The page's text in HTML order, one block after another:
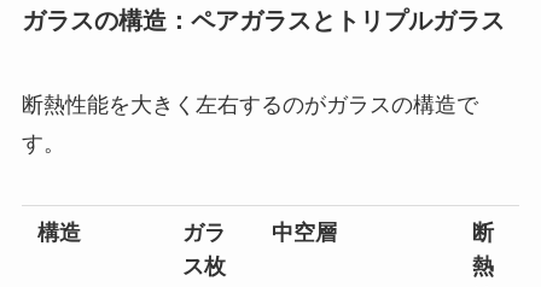
ガラスの構造：ペアガラスとトリプルガラス
断熱性能を大きく左右するのがガラスの構造で
す。
構造
ガラ
ス枚
中空層
断
熱